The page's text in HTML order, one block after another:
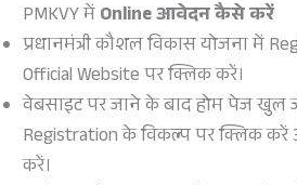
PMKVY मेंOnline आवेदनकैसे करें
प्रधानमंत्री कौशल विकास योजना में
Official Website पर क्लिक करें।
वेबसाइट पर जाने के बाद होम पेज खुल
Registration के विकल्प पर क्लिक
करें।